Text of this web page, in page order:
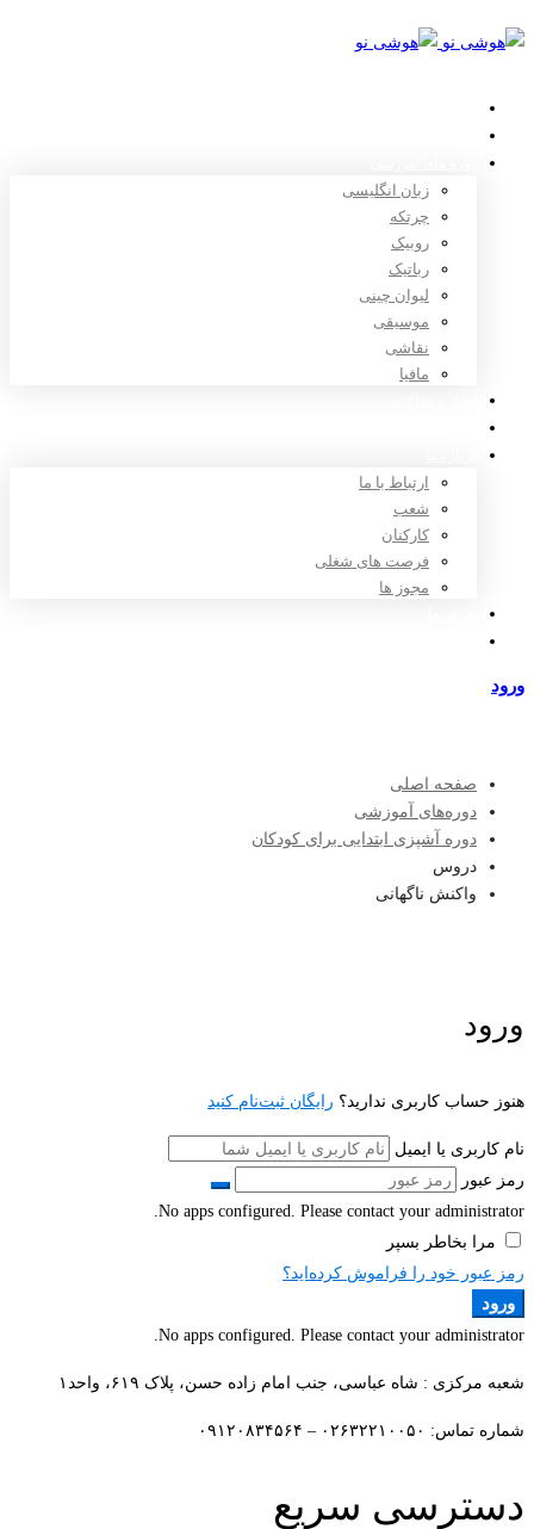
زبان انگلیسی
چرتکه
روبیک
رباتیک
لیوان چینی
موسیقی
نقاشی
مافیا
ارتباط با ما
شعب
کارکنان
فرصت های شغلی
مجوز ها
ورود
صفحه اصلی
دوره‌های آموزشی
دوره آشپزی ابتدایی برای کودکان
دروس
واکنش ناگهانی
ورود
هنوز حساب کاربری ندارید؟ رایگان ثبت‌نام کنید
نام کاربری یا ایمیل
رمز عبور
No apps configured. Please contact your administrator.
مرا بخاطر بسپر
رمز عبور خود را فراموش کرده‌اید؟
ورود
No apps configured. Please contact your administrator.
شعبه مرکزی : شاه عباسی، جنب امام زاده حسن، پلاک ۶۱۹، واحد۱​
شماره تماس: ۰۲۶۳۲۲۱۰۰۵۰ – ۰۹۱۲۰۸۳۴۵۶۴
دسترسی سریع